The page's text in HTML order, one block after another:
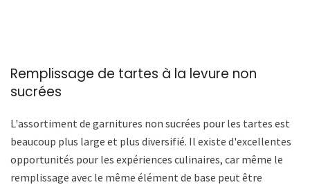
Remplissage de tartes à la levure non
sucrées
L'assortiment de garnitures non sucrées pour les tartes est
beaucoup plus large et plus diversifié. Il existe d'excellentes
opportunités pour les expériences culinaires, car même le
remplissage avec le même élément de base peut être